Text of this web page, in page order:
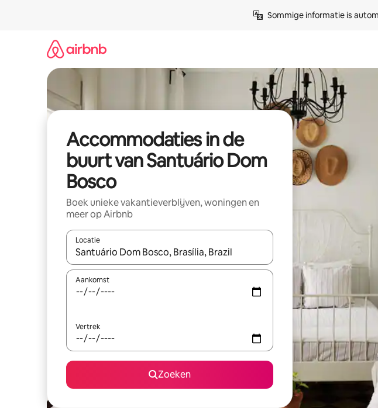
Sommige informatie is
Accommodaties in de
buurt van Santuário Dom
Bosco
Boek unieke vakantieverblijven, woningen en
meer op Airbnb
Locatie
Wanneer er resultaten beschikbaar zijn, maak je een keuze met je de
Aankomst
Vertrek
Zoeken